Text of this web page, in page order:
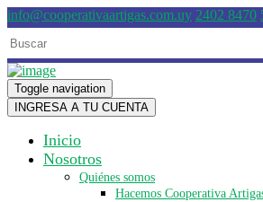
info@cooperativaartigas.com.uy 2402 8470
Toggle navigation
INGRESA A TU CUENTA
Inicio
Nosotros
Quiénes somos
Hacemos Cooperativa